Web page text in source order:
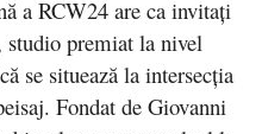
a RCW24 are ca invitați
studio premiat la nivel
se situează la intersecția
Fondat de Giovanni